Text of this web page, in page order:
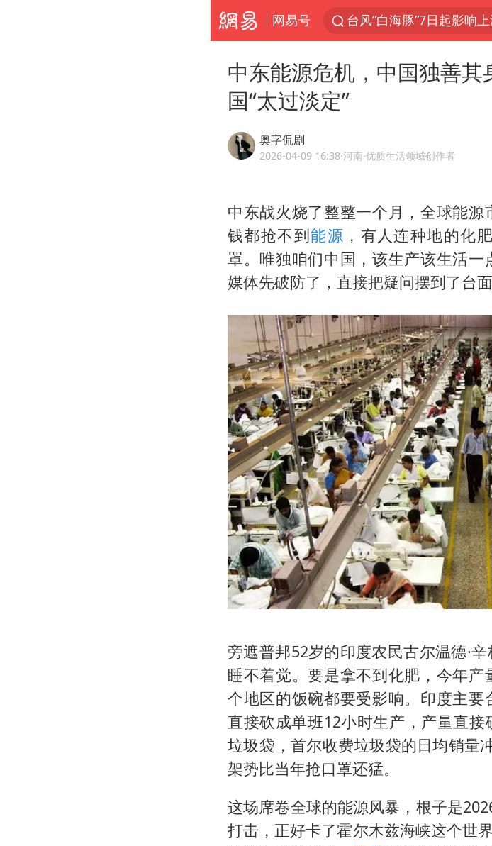
网易号
台风“白海豚”7日起影响
80后女柜员逆袭成4200
多地要求领导干部带头休假
金饰克价大幅跳涨
郑国霖回应去景区上班被
浙江舟山21条水上客运航
空调发明出来竟然不是为
今年4位周星驰电影配角
中国五箭齐发反制美国
号召领导带头休假 是大
律师称“梅姨”若满75岁或
《歌手》歌王之战帮唱嘉
“梅姨”准确年龄仍未知
南昌一规划馆现“阴间座
上海一酒店房间爬满床虱
中国经济展现强大韧性和
中东能源危机，中国独善
国“太过淡定”
奥字侃剧
2026-04-09 16:38·河南·优质生活领域创作者
中东战火烧了整整一个月，全球能
钱都抢不到能源 ，有人连种地的化
罩。唯独咱们中国，该生产该生活
媒体先破防了，直接把疑问摆到了台面
旁遮普邦52岁的印度农民古尔温德·
睡不着觉。要是拿不到化肥，今年
个地区的饭碗都要受影响。印度主要
直接砍成单班12小时生产，产量直
垃圾袋，首尔收费垃圾袋的日均销量
架势比当年抢口罩还猛。
这场席卷全球的能源风暴，根子是
打击，正好卡了霍尔木兹海峡这个世